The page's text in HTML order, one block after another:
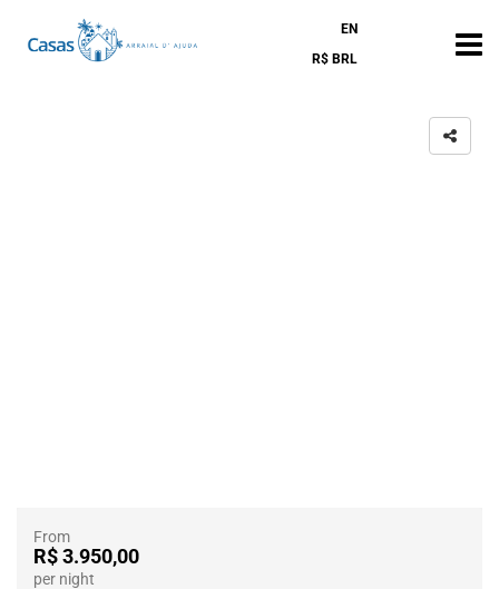
EN
R$ BRL
From
R$ 3.950,00
per night